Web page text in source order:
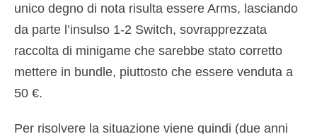
unico degno di nota risulta essere Arms, lasciando
da parte l’insulso 1-2 Switch, sovrapprezzata
raccolta di minigame che sarebbe stato corretto
mettere in bundle, piuttosto che essere venduta a
50 €.
Per risolvere la situazione viene quindi (due anni